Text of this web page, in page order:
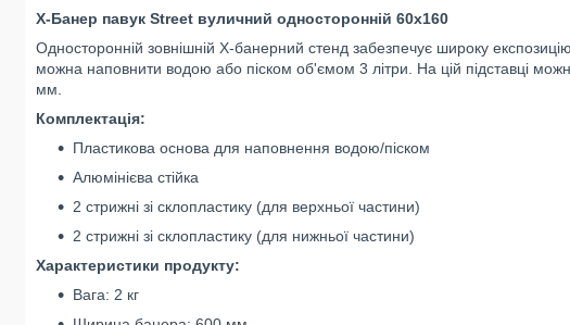
X-Банер павук Street вуличний односторонній 60х160
Односторонній зовнішній X-банерний стенд забезпечує широку експозицію
можна наповнити водою або піском об'ємом 3 літри. На цій підставці
мм.
Комплектація:
Пластикова основа для наповнення водою/піском
Алюмінієва стійка
2 стрижні зі склопластику (для верхньої частини)
2 стрижні зі склопластику (для нижньої частини)
Характеристики продукту:
Вага: 2 кг